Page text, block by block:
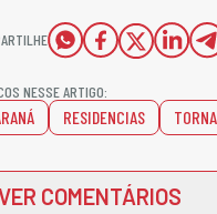
NESSE ARTIGO:
RESIDENCIAS
COMENTÁRIOS